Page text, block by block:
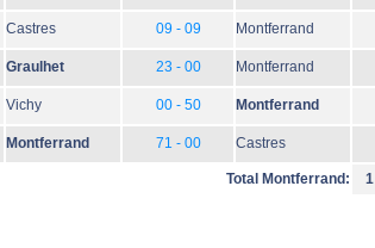
Castres 09 - 09 Montferrand
Graulhet 23 - 00 Montferrand
Vichy 00 - 50 Montferrand
Montferrand 71 - 00 Castres
Total Montferrand: 1